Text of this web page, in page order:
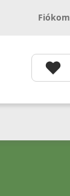
Fiókom